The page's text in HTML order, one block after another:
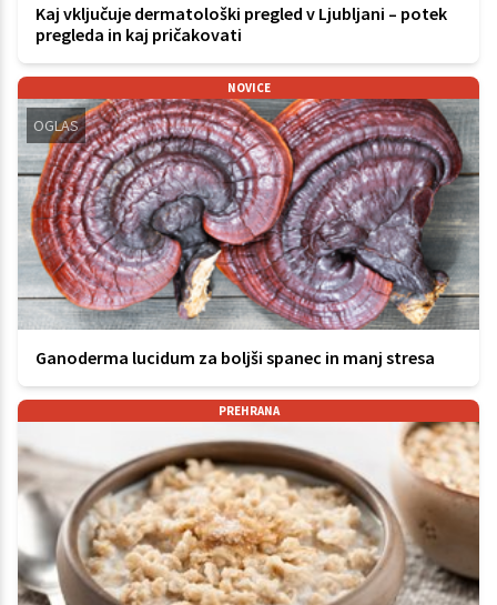
Kaj vključuje dermatološki pregled v Ljubljani – potek
pregleda in kaj pričakovati
NOVICE
OGLAS
Ganoderma lucidum za boljši spanec in manj stresa
PREHRANA